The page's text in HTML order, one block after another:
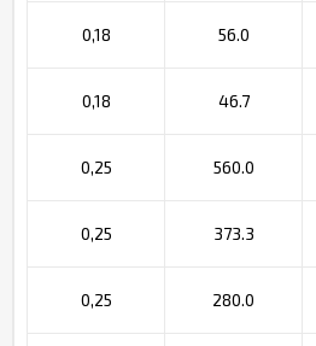
0,18 56.0
0,18 46.7
0,25 560.0
0,25 373.3
0,25 280.0